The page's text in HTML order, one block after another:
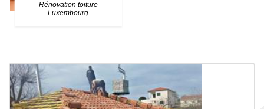
Rénovation toiture
Luxembourg